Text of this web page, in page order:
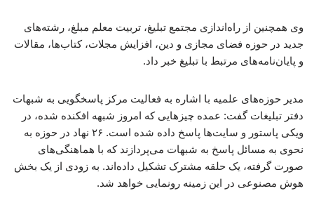
وی همچنین از راه‌اندازی مجتمع تبلیغ، تربیت معلم مبلغ، رشته‌های
جدید در حوزه فضای مجازی و دین، افزایش مجلات، کتاب‌ها، مقالات
و پایان‌نامه‌های مرتبط با تبلیغ خبر داد.
مدیر حوزه‌های علمیه با اشاره به فعالیت مرکز پاسخگویی به شبهات
دفتر تبلیغات گفت: عمده چیزهایی که امروز شبهه افکنده شده، در
ویکی پاستور و سایت‌ها پاسخ داده شده است. ۲۶ نهاد در حوزه به
نحوی به مسائل پاسخ به شبهات می‌پردازند که با هماهنگی‌های
صورت گرفته، یک حلقه مشترک تشکیل داده‌اند. به زودی از یک بخش
هوش مصنوعی در این زمینه رونمایی خواهد شد.